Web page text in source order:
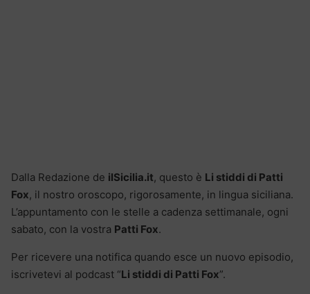
Dalla Redazione de ilSicilia.it, questo è Li stiddi di Patti
Fox, il nostro oroscopo, rigorosamente, in lingua siciliana.
L’appuntamento con le stelle a cadenza settimanale, ogni
sabato, con la vostra Patti Fox.
Per ricevere una notifica quando esce un nuovo episodio,
iscrivetevi al podcast “Li stiddi di Patti Fox”.